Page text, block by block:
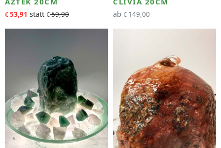
€53,91 €59,90
ab € 149,00